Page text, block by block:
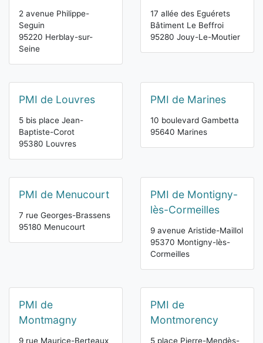
2 avenue Philippe-
Seguin
95220 Herblay-sur-
Seine
17 allée des Eguérets
Bâtiment Le Beffroi
95280 Jouy-Le-Moutier
PMI de Louvres
5 bis place Jean-
Baptiste-Corot
95380 Louvres
PMI de Marines
10 boulevard Gambetta
95640 Marines
PMI de Menucourt
7 rue Georges-Brassens
95180 Menucourt
PMI de Montigny-
lès-Cormeilles
9 avenue Aristide-Maillol
95370 Montigny-lès-
Cormeilles
PMI de
Montmagny
9 rue Maurice-Berteaux
PMI de
Montmorency
5 place Pierre-Mendès-